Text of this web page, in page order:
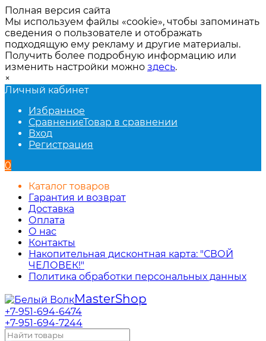
Полная версия сайта
Мы используем файлы «cookie», чтобы запоминать
сведения о пользователе и отображать
подходящую ему рекламу и другие материалы.
Получить более подробную информацию или
изменить настройки можно здесь.
×
Личный кабинет
Избранное
СравнениеТовар в сравнении
Вход
Регистрация
0
Каталог товаров
Гарантия и возврат
Доставка
Оплата
О нас
Контакты
Накопительная дисконтная карта: "СВОЙ
ЧЕЛОВЕК!"
Политика обработки персональных данных
MasterShop
+7-951-694-6474
+7-951-694-7244